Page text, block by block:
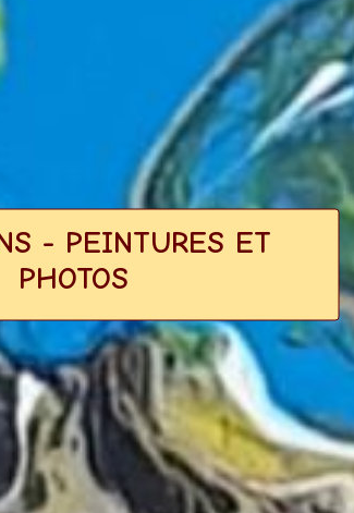
- PEINTURES ET
PHOTOS